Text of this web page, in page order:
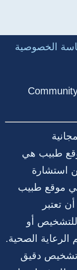
الخصوصية
طبيب هي
استشارة
موقع طبيب
تعتبر
للتشخيص أو
الرعاية الصحية.
دقيق